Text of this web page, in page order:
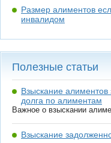
Размер алиментов
инвалидом
Полезные статьи
Взыскание
долга по алиментам
Важное о взыскании
Взыскание